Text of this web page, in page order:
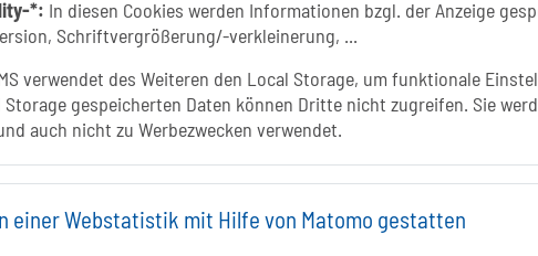
*: In diesen Cookies werden Informationen bzgl. der Anzeige
Schriftvergrößerung/-verkleinerung, ...
verwendet des Weiteren den Local Storage, um funktionale
gespeicherten Daten können Dritte nicht zugreifen. Sie
auch nicht zu Werbezwecken verwendet.
einer Webstatistik mit Hilfe von Matomo gestatten